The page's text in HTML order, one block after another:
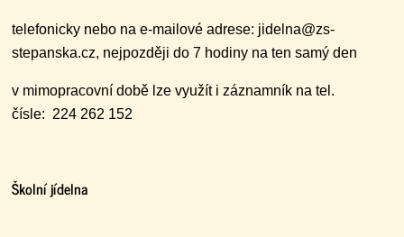
telefonicky nebo na e-mailové adrese: jidelna@zs-
stepanska.cz, nejpozději do 7 hodiny na ten samý den
v mimopracovní době lze využít i záznamník na tel.
čísle: 224 262 152
Školní jídelna